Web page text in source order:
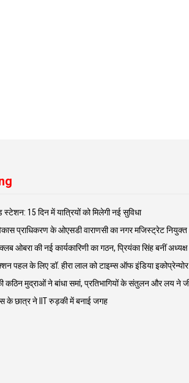
स्टेशन: 15 दिन में यात्रियों को मिलेगी नई सुविधा
प्राधिकरण के ओएसडी वाराणसी का नगर मजिस्ट्रेट नियुक्त
ओबरा की नई कार्यकारिणी का गठन, प्रियंका सिंह बनीं अध्यक्ष
पहल के लिए डॉ. हीरा लाल को टाइम्स ऑफ इंडिया इकोप्रेन्योर
कठिन मुद्राओं ने बांधा समां, प्रतिभागियों के संतुलन और लय ने
के छात्र ने IIT रुड़की में बनाई जगह